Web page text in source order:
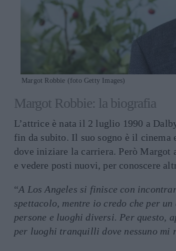
Margot Robbie (foto Getty Images)
Margot Robbie: la biografia
L’attrice è nata il 2 luglio 1990 a
fin da subito. Il suo sogno è il cinema
dove iniziare la carriera. Però Margot
e vedere posti nuovi, per conoscere
“A Los Angeles si finisce con
spettacolo, mentre io credo che per
persone e luoghi diversi. Per questo,
per luoghi tranquilli dove nessuno mi